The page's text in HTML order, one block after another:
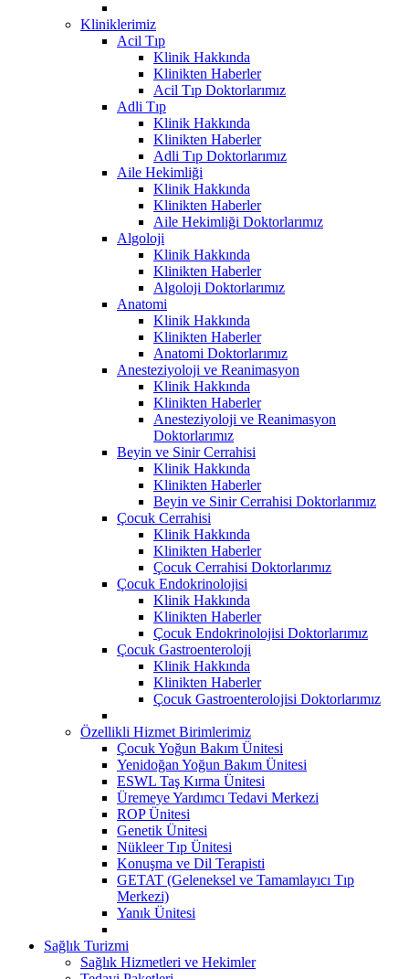
Kliniklerimiz
Acil Tıp
Klinik Hakkında
Klinikten Haberler
Acil Tıp Doktorlarımız
Adli Tıp
Klinik Hakkında
Klinikten Haberler
Adli Tıp Doktorlarımız
Aile Hekimliği
Klinik Hakkında
Klinikten Haberler
Aile Hekimliği Doktorlarımız
Algoloji
Klinik Hakkında
Klinikten Haberler
Algoloji Doktorlarımız
Anatomi
Klinik Hakkında
Klinikten Haberler
Anatomi Doktorlarımız
Anesteziyoloji ve Reanimasyon
Klinik Hakkında
Klinikten Haberler
Anesteziyoloji ve Reanimasyon
Doktorlarımız
Beyin ve Sinir Cerrahisi
Klinik Hakkında
Klinikten Haberler
Beyin ve Sinir Cerrahisi Doktorlarımız
Çocuk Cerrahisi
Klinik Hakkında
Klinikten Haberler
Çocuk Cerrahisi Doktorlarımız
Çocuk Endokrinolojisi
Klinik Hakkında
Klinikten Haberler
Çocuk Endokrinolojisi Doktorlarımız
Çocuk Gastroenteroloji
Klinik Hakkında
Klinikten Haberler
Çocuk Gastroenterolojisi Doktorlarımız
Özellikli Hizmet Birimlerimiz
Çocuk Yoğun Bakım Ünitesi
Yenidoğan Yoğun Bakım Ünitesi
ESWL Taş Kırma Ünitesi
Üremeye Yardımcı Tedavi Merkezi
ROP Ünitesi
Genetik Ünitesi
Nükleer Tıp Ünitesi
Konuşma ve Dil Terapisti
GETAT (Geleneksel ve Tamamlayıcı Tıp
Merkezi)
Yanık Ünitesi
Sağlık Turizmi
Sağlık Hizmetleri ve Hekimler